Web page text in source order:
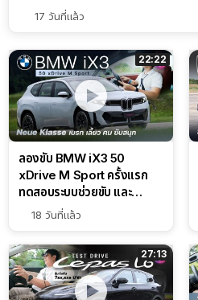
17 วันที่แล้ว
22:22
ลองขับ BMW iX3 50
xDrive M Sport ครั้งแรก
ทดสอบระบบช่วยขับ และ
Performance แบบจัดเต็มใน
18 วันที่แล้ว
27:13